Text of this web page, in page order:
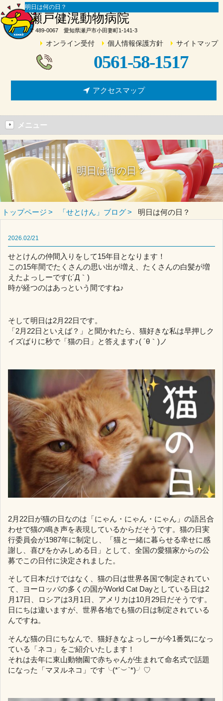
明日は何の日？
瀬戸健滉動物病院
〒489-0067 愛知県瀬戸市小田妻町1-141-3
オンライン受付 個人情報保護方針 サイトマップ
0561-58-1517
アクセスマップ
メニュー
明日は何の日？
トップページ 「せとけん」ブログ 明日は何の日？
2026.02/21
せとけんの仲間入りをして15年目となります！
この15年間でたくさんの思い出が増え、たくさんの白髪が増
えたよっしーです(;´Д｀)
時が経つのはあっという間ですね♪
そして明日は2月22日です。
「2月22日といえば？」と聞かれたら、猫好きな私は早押しク
イズばりに秒で「猫の日」と答えます♪( ´θ｀)ノ
2月22日が猫の日なのは「にゃん・にゃん・にゃん」の語呂合
わせで猫の鳴き声を表現しているからだそうです。猫の日実
行委員会が1987年に制定し、「猫と一緒に暮らせる幸せに感
謝し、喜びをかみしめる日」として、全国の愛猫家からの公
募でこの日付に決定されました。
そして日本だけではなく、猫の日は世界各国で制定されてい
て、ヨーロッパの多くの国がWorld Cat Dayとしている日は2
月17日、ロシアは3月1日、アメリカは10月29日だそうです。
日にちは違いますが、世界各地でも猫の日は制定されている
んですね。
そんな猫の日にちなんで、猫好きなよっしーが今1番気になっ
ている「ネコ」をご紹介いたします！
それは去年に東山動物園で赤ちゃんが生まれて命名式で話題
になった「マヌルネコ」です╰(*´︶`*)╯♡